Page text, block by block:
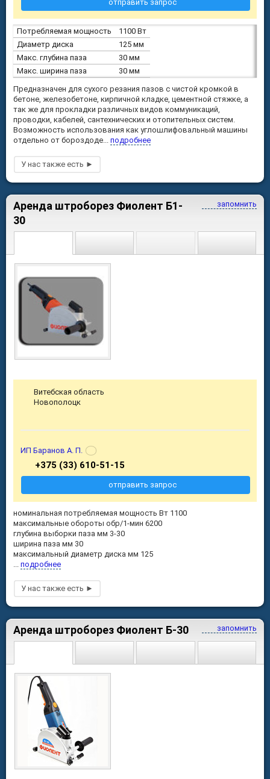
Потребляемая мощность
1100 Вт
Диаметр диска
125 мм
Макс. глубина паза
30 мм
Макс. ширина паза
30 мм
Предназначен для сухого резания пазов с чистой кромкой в
бетоне, железобетоне, кирпичной кладке, цементной стяжке, а
так же для прокладки различных видов коммуникаций,
проводки, кабелей, сантехнических и отопительных систем.
Возможность использования как углошлифовальный машины
отдельно от бороздоде... подробнее
отправить запрос
запомнить
Аренда штроборез Фиолент Б1-
30
номинальная потребляемая мощность Вт 1100
максимальные обороты обр/1-мин 6200
глубина выборки паза мм 3-30
ширина паза мм 30
максимальный диаметр диска мм 125
... подробнее
Витебская область
Новополоцк
ИП Баранов А. П.
+375 (33) 610-51-15
отправить запрос
запомнить
Аренда штроборез Фиолент Б-30